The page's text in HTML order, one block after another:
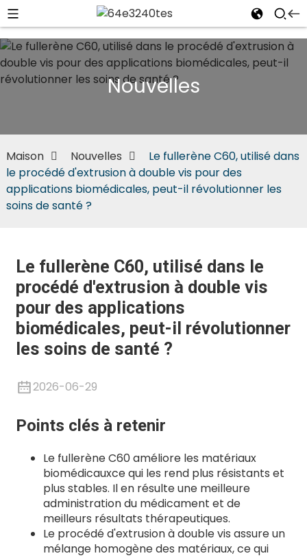
Nouvelles
Maison Nouvelles
Le fullerène C60, utilisé dans
le procédé d'extrusion à double vis pour des
applications biomédicales, peut-il révolutionner les
soins de santé ?
Le fullerène C60, utilisé dans le
procédé d'extrusion à double vis
pour des applications
biomédicales, peut-il révolutionner
les soins de santé ?
2026-06-29
Points clés à retenir
Le fullerène C60 améliore les matériaux
biomédicauxce qui les rend plus résistants et
plus stables. Il en résulte une meilleure
administration du médicament et de
meilleurs résultats thérapeutiques.
Le procédé d'extrusion à double vis assure un
mélange homogène des matériaux, ce qui